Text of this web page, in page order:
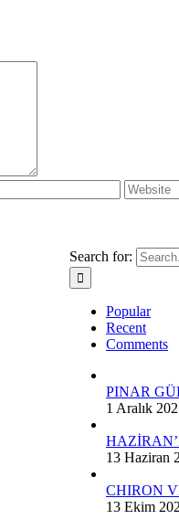
Search for:
Popular
Recent
Comments
PINAR
1 Aralık
13 Haziran
CHIRON
13 Ekim